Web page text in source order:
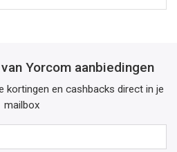
Yorcom aanbiedingen
kortingen en cashbacks direct in je
mailbox